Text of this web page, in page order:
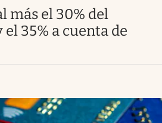
35% a cuenta de